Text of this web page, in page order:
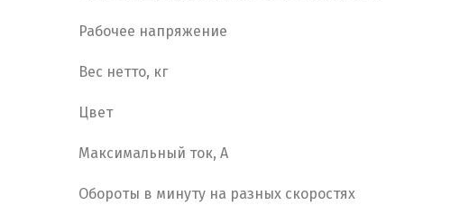
Рабочее напряжение
Вес нетто, кг
Цвет
Максимальный ток, А
Обороты в минуту на разных скоростях